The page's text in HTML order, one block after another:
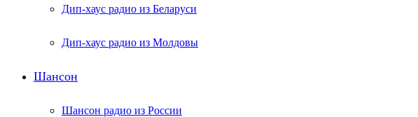
Дип-хаус радио из Беларуси
Дип-хаус радио из Молдовы
Шансон
Шансон радио из России